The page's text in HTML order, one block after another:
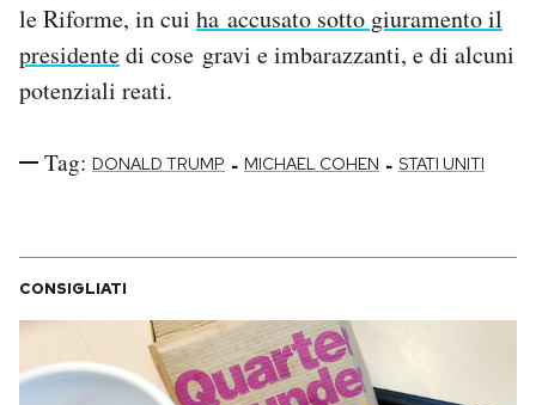
le Riforme, in cui ha accusato sotto giuramento il
presidentedi cose gravi e imbarazzanti, e di alcuni
potenziali reati.
Tag: DONALD TRUMP - MICHAEL COHEN - STATI UNITI
CONSIGLIATI